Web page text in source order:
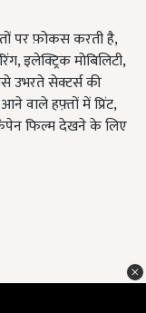
पर फ़ोकस करती है,
मोबिलिटी,
उभरते सेक्टर्स की
वाले हफ़्तों में प्रिंट,
फिल्म देखने के लिए